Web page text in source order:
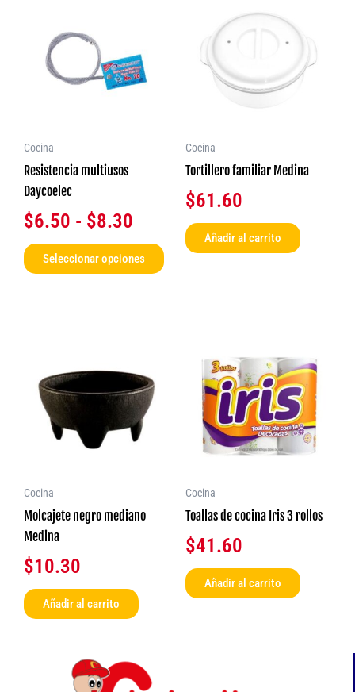
Cocina
Resistencia multiusos
Daycoelec
$6.50 - $8.30
precios:
desde
Seleccionar opciones
múltiples
variantes.
pueden
página
de
Cocina
Tortillero familiar Medina
$61.60
Añadir al carrito
Cocina
Molcajete negro mediano
Medina
$10.30
Añadir al carrito
Cocina
Toallas de cocina Iris 3 rollos
$41.60
Añadir al carrito